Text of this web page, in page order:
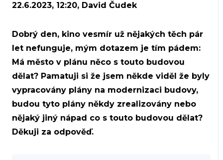
22.6.2023, 12:20, David Čudek
Dobrý den, kino vesmír už nějakých těch pár
let nefunguje, mým dotazem je tím pádem:
Má město v plánu něco s touto budovou
dělat? Pamatuji si že jsem někde viděl že byly
vypracovány plány na modernizaci budovy,
budou tyto plány někdy zrealizovány nebo
nějaký jiný nápad co s touto budovou dělat?
Děkuji za odpověď.